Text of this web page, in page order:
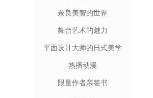
奈良美智的世界
舞台艺术的魅力
平面设计大师的日式美学
热播动漫
限量作者亲签书